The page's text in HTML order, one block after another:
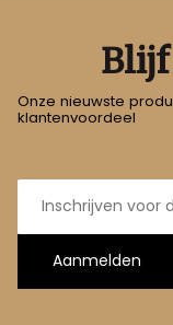
Blijf
Onze nieuwste
klantenvoordeel
E-
mailadres
Aanmelden